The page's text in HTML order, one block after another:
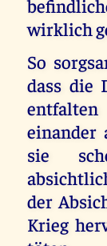
wirklich
So
dass die
einander
sie
der
Krieg